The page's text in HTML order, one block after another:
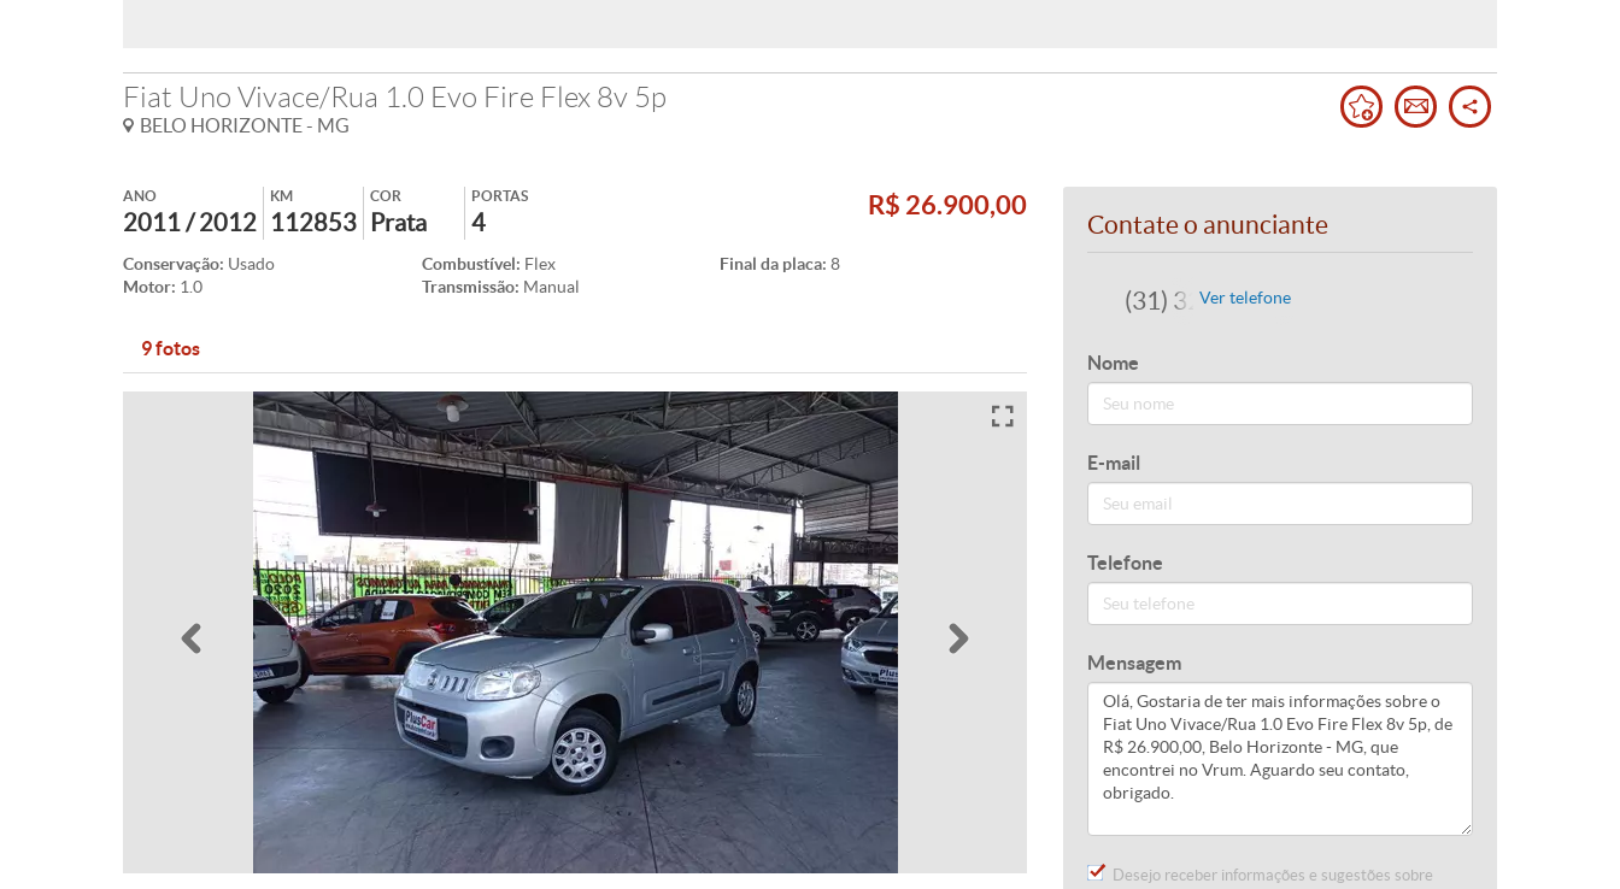
Fiat Uno Vivace/Rua 1.0 Evo Fire Flex 8v 5p
BELO HORIZONTE - MG
ANO
2011 / 2012
KM
112853
COR
Prata
PORTAS
4
R$ 26.900,00
Conservação: Usado Combustível: Flex Final da placa: 8
Motor: 1.0 Transmissão: Manual
9 fotos
Anterior
Contate o anunciante
(31) 3245-7473
Ver telefone
Nome
E-mail
Telefone
Mensagem
Desejo receber informações e sugestões sobre